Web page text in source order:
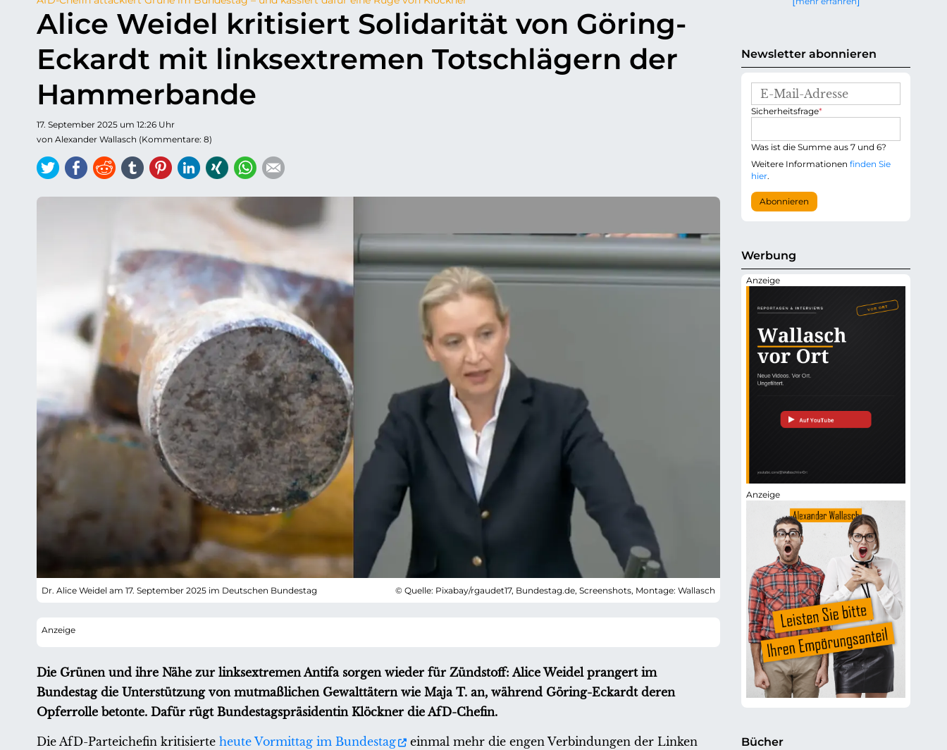
g
e
n
Alice Weidel kritisiert Solidarität von Göring-
Eckardt mit linksextremen Totschlägern der
Hammerbande
17. September 2025 um 12:26 Uhr
von Alexander Wallasch (Kommentare: 8)
TwitterFacebook
ReddittumblrPinterestLinkedIn
Xing WhatsApp
Dr. Alice Weidel am 17. September 2025 im Deutschen Bundestag © Quelle: Pixabay/rgaudet17, Bundestag.de, Screenshots, Montage: Wallasch
Die Grünen und ihre Nähe zur linksextremen Antifa sorgen wieder für Zündstoff: Alice Weidel prangert im
Bundestag die Unterstützung von mutmaßlichen Gewalttätern wie Maja T. an, während Göring-Eckardt deren
Opferrolle betonte. Dafür rügt Bundestagspräsidentin Klöckner die AfD-Chefin.
Die AfD-Parteichefin kritisierte heute Vormittag im Bundestag
einmal mehr die engen Verbindungen der Linken
Newsletter abonnieren
M
l
-
A
r
e
P
i
c
h
t
f
e
Sicherheitsfrage*
Was ist die Summe aus 7 und 6?
Weitere Informationen finden Sie
hier.
Abonnieren
Werbung
Bücher